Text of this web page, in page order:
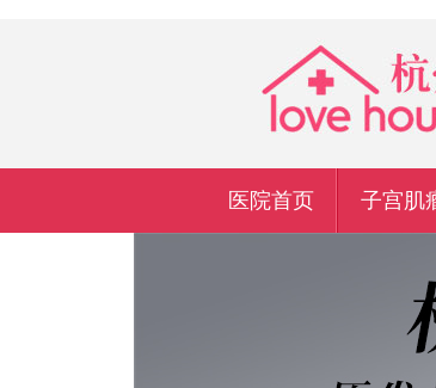
医院首页 子宫肌